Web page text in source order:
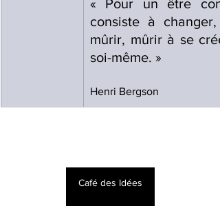
« Pour un être
consiste à
mûrir, mûrir à se
soi-même. »
Henri Bergson
Café des Idées